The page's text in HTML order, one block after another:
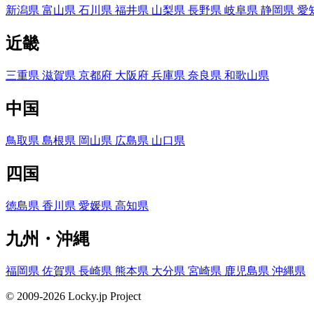
新潟県 富山県 石川県 福井県 山梨県 長野県 岐阜県 静岡県 愛
近畿
三重県 滋賀県 京都府 大阪府 兵庫県 奈良県 和歌山県
中国
鳥取県 島根県 岡山県 広島県 山口県
四国
徳島県 香川県 愛媛県 高知県
九州・沖縄
福岡県 佐賀県 長崎県 熊本県 大分県 宮崎県 鹿児島県 沖縄県
© 2009-2026 Locky.jp Project